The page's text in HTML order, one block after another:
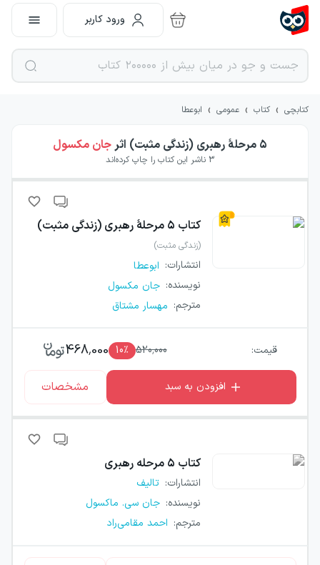
ورود کاربر
کتابچی › کتاب › عمومی › ابوعطا
۵ مرحلهٔ رهبری (زندگی مثبت) اثرجان مکسول
3 ناشر این کتاب را چاپ کرده‌اند
کتاب ۵ مرحلهٔ رهبری (زندگی مثبت)
(زندگی مثبت)
انتشارات: ابوعطا
نویسنده: جان مکسول
مترجم: مهسار مشتاق
قیمت: 520,000
10٪ 468,000
افزودن به سبد مشخصات
کتاب ۵ مرحله رهبری
انتشارات: تالیف
نویسنده: جان سی. ماکسول
مترجم: احمد مقامی‌راد